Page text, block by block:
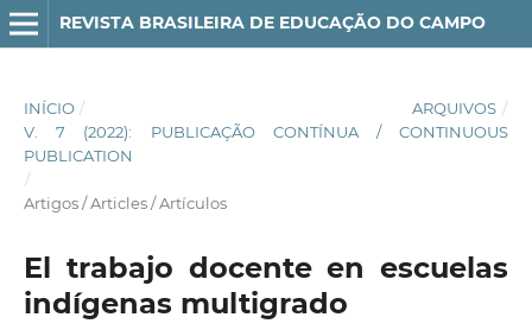
REVISTA BRASILEIRA DE EDUCAÇÃO DO CAMPO
INÍCIO / ARQUIVOS /
V. 7 (2022): PUBLICAÇÃO CONTÍNUA / CONTINUOUS
PUBLICATION
/
Artigos / Articles / Artículos
El trabajo docente en escuelas
indígenas multigrado